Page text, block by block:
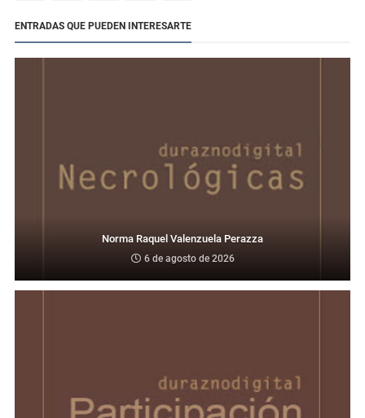
ENTRADAS QUE PUEDEN INTERESARTE
Norma Raquel Valenzuela Perazza
6 de agosto de 2026